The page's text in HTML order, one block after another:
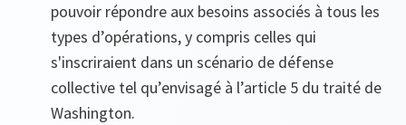
pouvoir répondre aux besoins associés à tous les
types d’opérations, y compris celles qui
s'inscriraient dans un scénario de défense
collective tel qu’envisagé à l’article 5 du traité de
Washington.